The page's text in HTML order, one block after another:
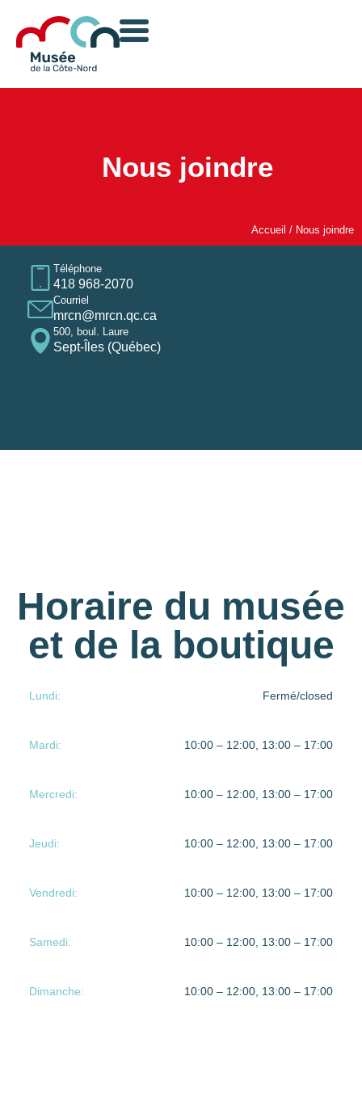
Nous joindre
Accueil / Nous joindre
Téléphone
418 968-2070
Courriel
mrcn@mrcn.qc.ca
500, boul. Laure
Sept-Îles (Québec)
Horaire du musée
et de la boutique
Lundi: Fermé/closed
Mardi: 10:00 – 12:00, 13:00 – 17:00
Mercredi: 10:00 – 12:00, 13:00 – 17:00
Jeudi: 10:00 – 12:00, 13:00 – 17:00
Vendredi: 10:00 – 12:00, 13:00 – 17:00
Samedi: 10:00 – 12:00, 13:00 – 17:00
Dimanche: 10:00 – 12:00, 13:00 – 17:00